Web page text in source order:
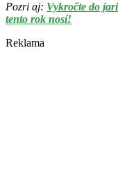
Pozri aj: Vykročte do
tento rok nosí!
Reklama